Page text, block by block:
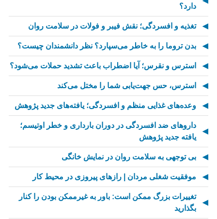
دارد؟
تغذیه و افسردگی؛ نقش فیبر و فولات در سلامت روان
بدن تروما را به خاطر می‌سپارد؟ نظر دانشمندان چیست؟
استرس و نقرس؛ آیا اضطراب باعث تشدید حملات می‌شود؟
استرس، حس جهت‌یابی شما را مختل می‌کند
وعده‌های غذایی منظم و افسردگی؛ یافته‌های جدید پژوهش
داروهای ضد افسردگی در دوران بارداری و خطر اوتیسم؛
یافته جدید پژوهش
بی توجهی به سلامت روان در نمایش خانگی
موفقیت شغلی مردان | رازهای پیروزی در محیط کار
تغییرات بزرگ ممکن است: باور به غیرممکن بودن را کنار
بگذارید